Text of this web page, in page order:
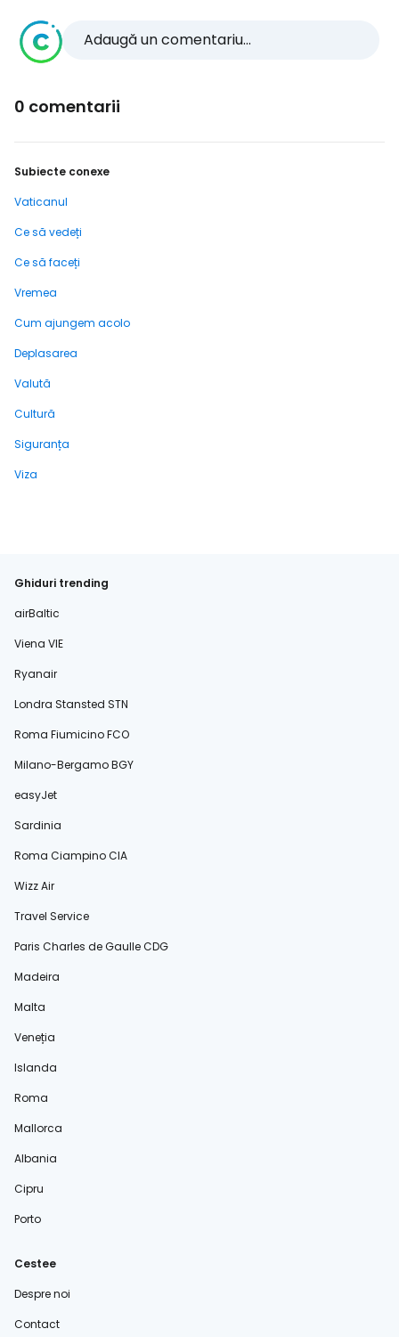
Adaugă un comentariu...
0 comentarii
Subiecte conexe
Vaticanul
Ce să vedeți
Ce să faceți
Vremea
Cum ajungem acolo
Deplasarea
Valută
Cultură
Siguranța
Viza
Ghiduri trending
airBaltic
Viena VIE
Ryanair
Londra Stansted STN
Roma Fiumicino FCO
Milano-Bergamo BGY
easyJet
Sardinia
Roma Ciampino CIA
Wizz Air
Travel Service
Paris Charles de Gaulle CDG
Madeira
Malta
Veneția
Islanda
Roma
Mallorca
Albania
Cipru
Porto
Cestee
Despre noi
Contact